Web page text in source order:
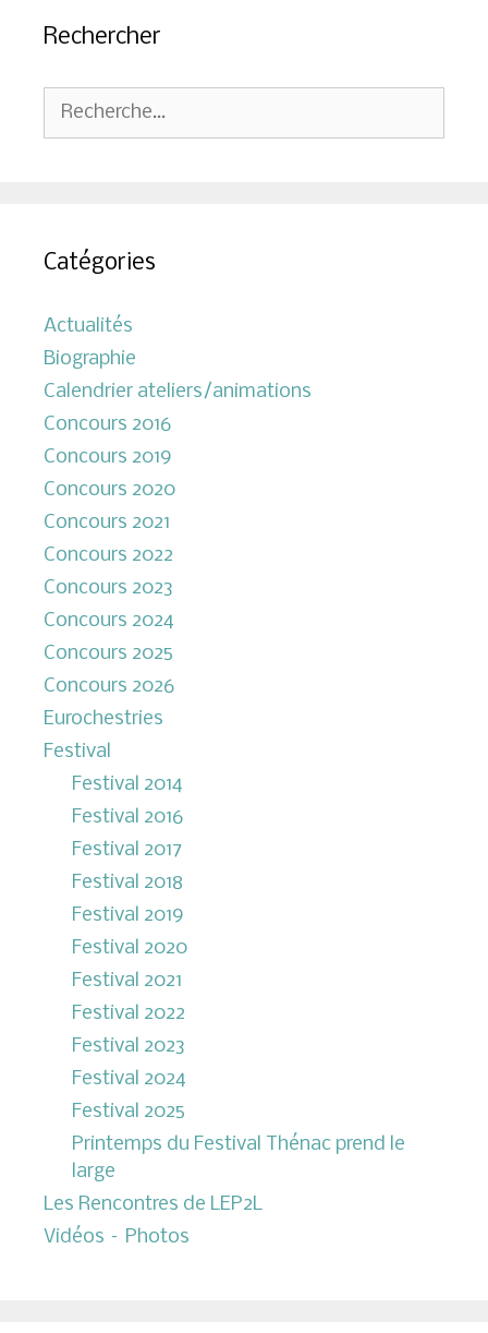
Rechercher
Rechercher :
Catégories
Actualités
Biographie
Calendrier ateliers/animations
Concours 2016
Concours 2019
Concours 2020
Concours 2021
Concours 2022
Concours 2023
Concours 2024
Concours 2025
Concours 2026
Eurochestries
Festival
Festival 2014
Festival 2016
Festival 2017
Festival 2018
Festival 2019
Festival 2020
Festival 2021
Festival 2022
Festival 2023
Festival 2024
Festival 2025
Printemps du Festival Thénac prend le
large
Les Rencontres de LEP2L
Vidéos – Photos